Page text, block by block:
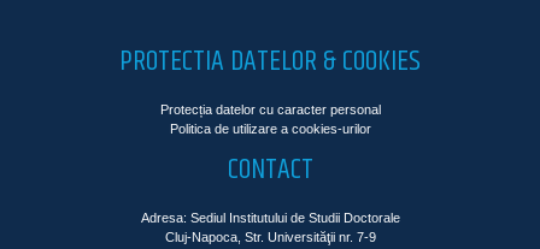
PROTECTIA DATELOR & COOKIES
Protecția datelor cu caracter personal
Politica de utilizare a cookies-urilor
CONTACT
Adresa: Sediul Institutului de Studii Doctorale
Cluj-Napoca, Str. Universităţii nr. 7-9